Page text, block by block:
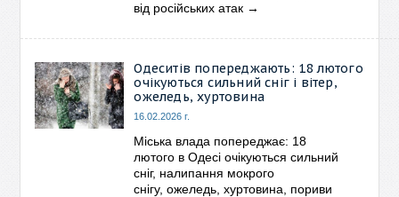
від російських атак →
Одеситів попереджають: 18 лютого
очікуються сильний сніг і вітер,
ожеледь, хуртовина
16.02.2026 г.
Міська влада попереджає: 18
лютого в Одесі очікуються сильний
сніг, налипання мокрого
снігу, ожеледь, хуртовина, пориви